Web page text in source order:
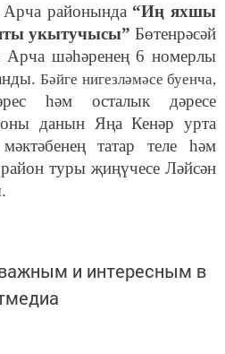
Арча районында “Иң яхшы
укытучысы” Бөтенрәсәй
Арча шәһәренең 6 номерлы
.Бәйге нигезләмәсе буенча,
һәм осталык дәресе
данын Яңа Кенәр урта
татар теле һәм
туры җиңүчесе Ләйсән
и интересным в